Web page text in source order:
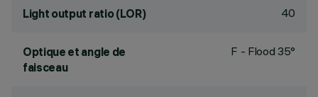
Light output ratio (LOR) 40
Optique et angle de
faisceau
F - Flood 35°